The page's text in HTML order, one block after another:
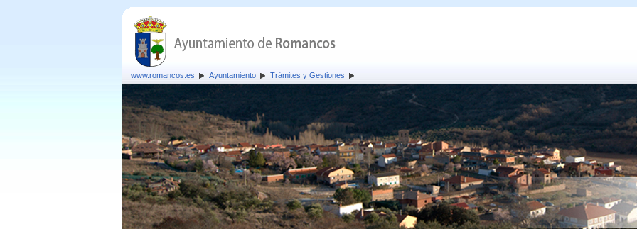
www.romancos.es Ayuntamiento Trámites y Gestiones